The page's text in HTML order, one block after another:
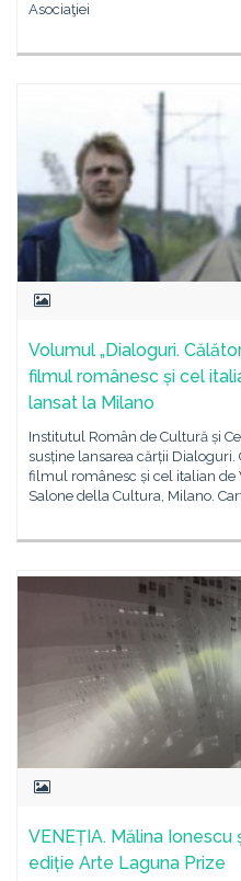
Asociaţiei
Volumul „Dialoguri.
filmul românesc și cel
lansat la Milano
Institutul Român de Cultură și
susține lansarea cărții
filmul românesc și cel italian de
Salone della Cultura, Milano.
VENEȚIA. Mălina
ediție Arte Laguna Prize